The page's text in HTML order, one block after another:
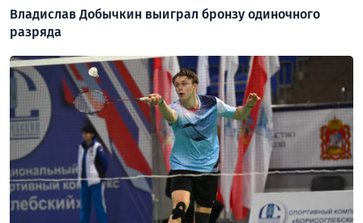
Владислав Добычкин выиграл бронзу одиночного
разряда